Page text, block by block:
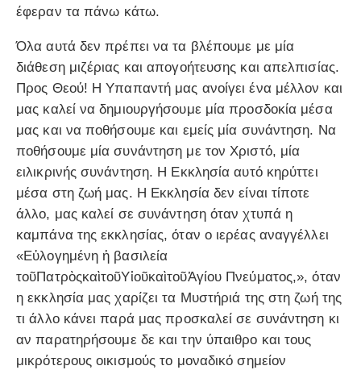
έφεραν τα πάνω κάτω.
Όλα αυτά δεν πρέπει να τα βλέπουμε με μία
διάθεση μιζέριας και απογοήτευσης και απελπισίας.
Προς Θεού! Η Υπαπαντή μας ανοίγει ένα μέλλον και
μας καλεί να δημιουργήσουμε μία προσδοκία μέσα
μας και να ποθήσουμε και εμείς μία συνάντηση. Να
ποθήσουμε μία συνάντηση με τον Χριστό, μία
ειλικρινής συνάντηση. Η Εκκλησία αυτό κηρύττει
μέσα στη ζωή μας. Η Εκκλησία δεν είναι τίποτε
άλλο, μας καλεί σε συνάντηση όταν χτυπά η
καμπάνα της εκκλησίας, όταν ο ιερέας αναγγέλλει
«Εὐλογημένη ἡ βασιλεία
τοῦΠατρὸςκαὶτοῦΥἱοῦκαὶτοῦἉγίου Πνεύματος,», όταν
η εκκλησία μας χαρίζει τα Μυστήριά της στη ζωή της
τι άλλο κάνει παρά μας προσκαλεί σε συνάντηση κι
αν παρατηρήσουμε δε και την ύπαιθρο και τους
μικρότερους οικισμούς το μοναδικό σημείον